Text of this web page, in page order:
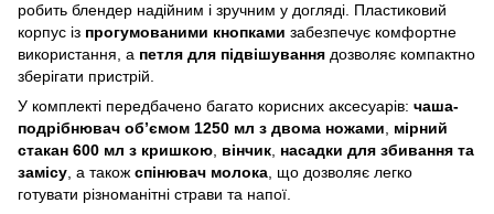
робить блендер надійним і зручним у догляді. Пластиковий
корпус із прогумованими кнопками забезпечує комфортне
використання, а петля для підвішування дозволяє компактно
зберігати пристрій.
У комплекті передбачено багато корисних аксесуарів: чаша-
подрібнювач об’ємом 1250 мл з двома ножами
мірний
стакан 600 мл з кришкою вінчик насадки для збивання та
замісу , а також спінювач молока , що дозволяє легко
готувати різноманітні страви та напої.